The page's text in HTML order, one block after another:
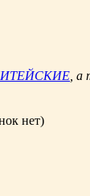
,
нет)